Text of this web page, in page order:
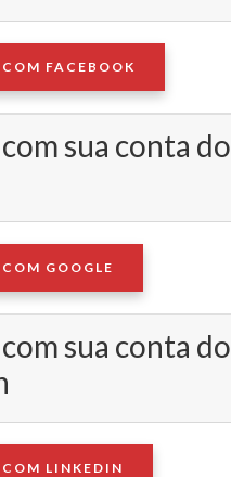
FACEBOOK
sua conta do
GOOGLE
sua conta do
LINKEDIN